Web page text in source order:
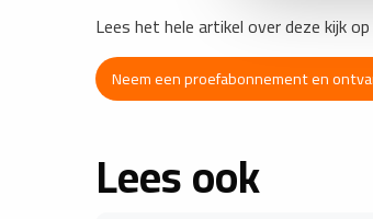
Lees het hele artikel over deze kijk
Neem een proefabonnement en
Lees ook